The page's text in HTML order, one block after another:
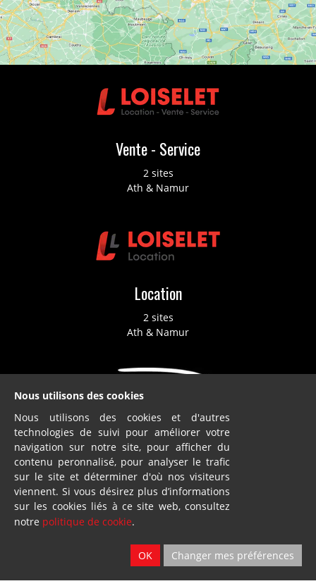
Vente - Service
2 sites
Ath & Namur
Location
2 sites
Ath & Namur
Dillies
SA
Blandain
© Loiselet 2025 By
FAQ
Conditions générales de vente
Protection des données
Nous utilisons des cookies
Nous utilisons des cookies et d'autres
technologies de suivi pour améliorer votre
navigation sur notre site, pour afficher du
contenu peronnalisé, pour analyser le trafic
sur le site et déterminer d'où nos visiteurs
viennent. Si vous désirez plus d’informations
sur les cookies liés à ce site web, consultez
notre politique de cookie.
OK Changer mes préférences